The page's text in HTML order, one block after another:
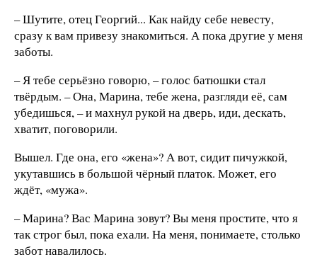
– Шутите, отец Георгий... Как найду себе невесту,
сразу к вам привезу знакомиться. А пока другие у меня
заботы.
– Я тебе серьёзно говорю, – голос батюшки стал
твёрдым. – Она, Марина, тебе жена, разгляди её, сам
убедишься, – и махнул рукой на дверь, иди, дескать,
хватит, поговорили.
Вышел. Где она, его «жена»? А вот, сидит пичужкой,
укутавшись в большой чёрный платок. Может, его
ждёт, «мужа».
– Марина? Вас Марина зовут? Вы меня простите, что я
так строг был, пока ехали. На меня, понимаете, столько
забот навалилось.